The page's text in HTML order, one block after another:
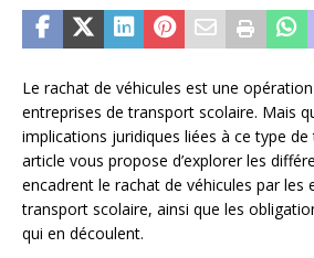
Le rachat de véhicules est une
entreprises de transport scolaire. Mais
implications juridiques liées à ce type
article vous propose d’explorer les
encadrent le rachat de véhicules par les
transport scolaire, ainsi que les
qui en découlent.